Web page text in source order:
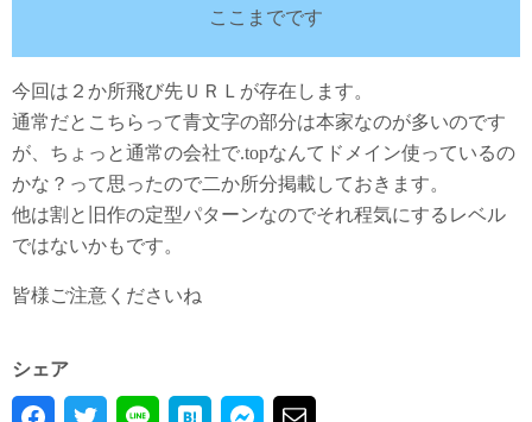
ここまでです
今回は２か所飛び先ＵＲＬが存在します。
通常だとこちらって青文字の部分は本家なのが多いのです
が、ちょっと通常の会社で.topなんてドメイン使っているの
かな？って思ったので二か所分掲載しておきます。
他は割と旧作の定型パターンなのでそれ程気にするレベル
ではないかもです。
皆様ご注意くださいね
シェア